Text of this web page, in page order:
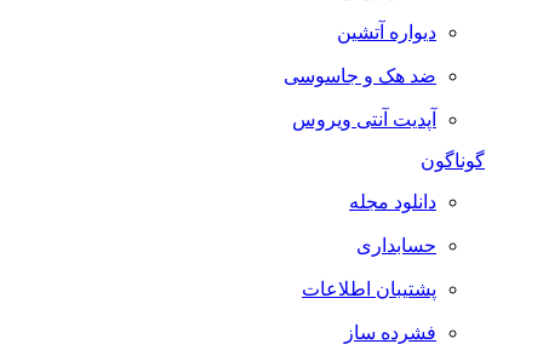
دیواره آتشین
ضد هک و جاسوسی
آپدیت آنتی ویروس
گوناگون
دانلود مجله
حسابداری
پشتیبان اطلاعات
فشرده ساز